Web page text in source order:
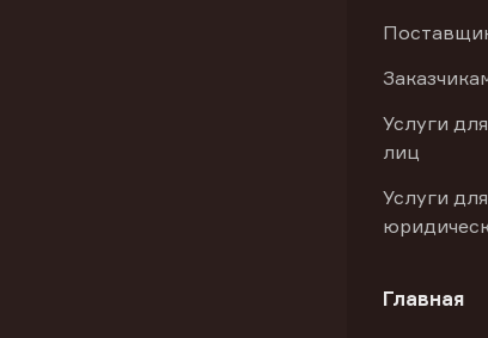
Услуги
лиц
Услуги для
Главная